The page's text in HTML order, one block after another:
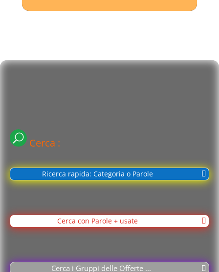
Cerca :
Ricerca rapida: Categoria o Parole
Cerca con Parole + usate
Cerca i Gruppi delle Offerte ...